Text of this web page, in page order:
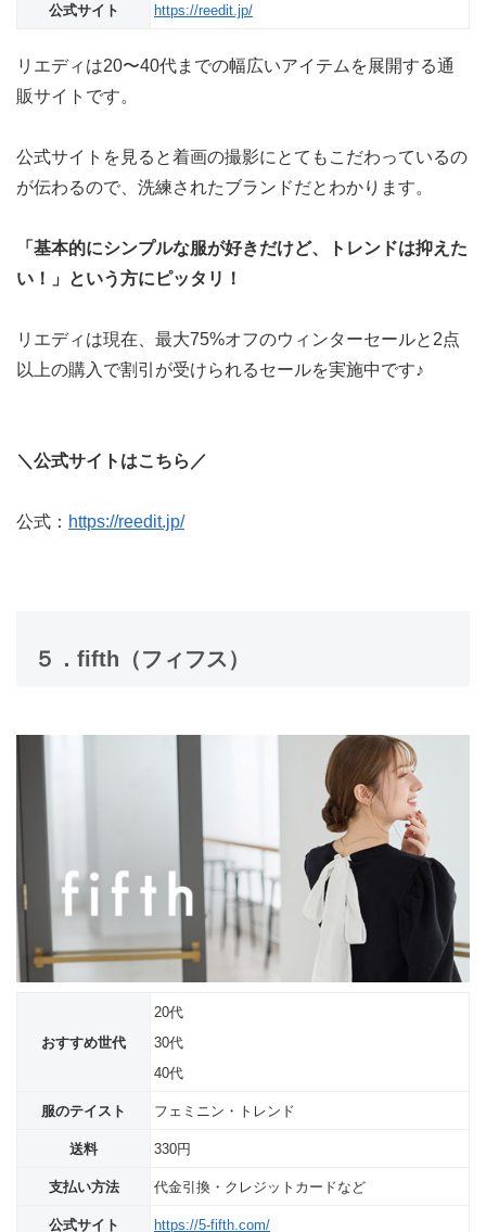
公式サイト https://reedit.jp/
リエディは20〜40代までの幅広いアイテムを展開する通
販サイトです。
公式サイトを見ると着画の撮影にとてもこだわっているの
が伝わるので、洗練されたブランドだとわかります。
「基本的にシンプルな服が好きだけど、トレンドは抑えた
い！」という方にピッタリ！
リエディは現在、最大75%オフのウィンターセールと2点
以上の購入で割引が受けられるセールを実施中です♪
＼公式サイトはこちら／
公式： https://reedit.jp/
５．fifth（フィフス）
おすすめ世代
20代
30代
40代
服のテイスト フェミニン・トレンド
送料 330円
支払い方法 代金引換・クレジットカードなど
公式サイト https://5-fifth.com/